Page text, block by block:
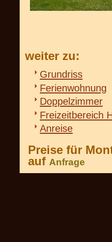
weiter zu:
Grundriss
Ferienwohnung
Doppelzimmer
Freizeitbereich
Anreise
Preise für
auf Anfrage